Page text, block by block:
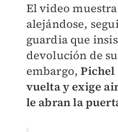
El video
alejándose,
guardia que
devolución de
embargo,Pichel
vuelta y exige
le abran la